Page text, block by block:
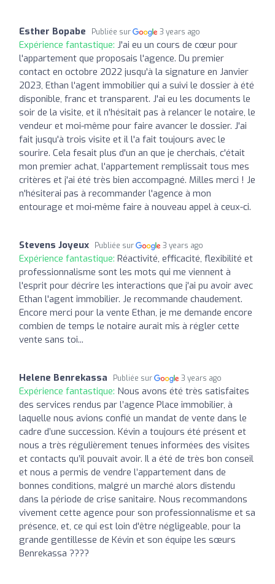
Esther Bopabe Publiée sur 3 years ago
Expérience fantastique: J'ai eu un cours de cœur pour
l'appartement que proposais l'agence. Du premier
contact en octobre 2022 jusqu'à la signature en Janvier
2023, Ethan l'agent immobilier qui a suivi le dossier à été
disponible, franc et transparent. J'ai eu les documents le
soir de la visite, et il n'hésitait pas à relancer le notaire, le
vendeur et moi-même pour faire avancer le dossier. J'ai
fait jusqu'à trois visite et il l'a fait toujours avec le
sourire. Cela fesait plus d'un an que je cherchais, c'était
mon premier achat, l'appartement remplissait tous mes
critères et j'ai été très bien accompagné. Milles merci ! Je
n'hésiterai pas à recommander l'agence à mon
entourage et moi-même faire à nouveau appel à ceux-ci.
Stevens Joyeux Publiée sur 3 years ago
Expérience fantastique: Réactivité, efficacité, flexibilité et
professionnalisme sont les mots qui me viennent à
l'esprit pour décrire les interactions que j'ai pu avoir avec
Ethan l'agent immobilier. Je recommande chaudement.
Encore merci pour la vente Ethan, je me demande encore
combien de temps le notaire aurait mis à régler cette
vente sans toi...
Helene Benrekassa Publiée sur 3 years ago
Expérience fantastique: Nous avons été très satisfaites
des services rendus par l’agence Place immobilier, à
laquelle nous avions confié un mandat de vente dans le
cadre d’une succession. Kévin a toujours été présent et
nous a très régulièrement tenues informées des visites
et contacts qu’il pouvait avoir. Il a été de très bon conseil
et nous a permis de vendre l’appartement dans de
bonnes conditions, malgré un marché alors distendu
dans la période de crise sanitaire. Nous recommandons
vivement cette agence pour son professionnalisme et sa
présence, et, ce qui est loin d'être négligeable, pour la
grande gentillesse de Kévin et son équipe les sœurs
Benrekassa ????